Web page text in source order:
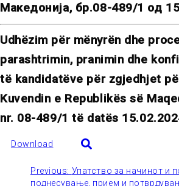
Македонија, бр.08-489/1 од
Udhëzim për mënyrën dhe
parashtrimin, pranimin dhe
të kandidatëve për zgjedhjet
Kuvendin e Republikës së
nr. 08-489/1 të datës
Download
Post
Previous: Упатство за начинот и
поднесување, прием и